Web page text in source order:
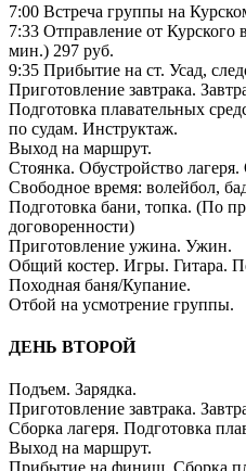
7:00 Встреча группы на
7:33 Отправление от Курского
мин.) 297 руб.
9:35 Прибытие на ст. Усад,
Приготовление завтрака.
Подготовка плавательных
по судам. Инструктаж.
Выход на маршрут.
Стоянка. Обустройство лагеря.
Свободное время: волейбол,
Подготовка бани, топка. (По
договоренности)
Приготовление ужина. Ужин.
Общий костер. Игры. Гитара.
Походная баня/Купание.
Отбой на усмотрение группы.
ДЕНЬ ВТОРОЙ
Подъем. Зарядка.
Приготовление завтрака.
Сборка лагеря. Подготовка
Выход на маршрут.